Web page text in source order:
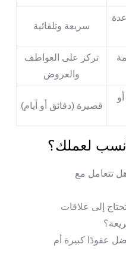
سريعة وتلقائية
تركز على العواطف
والعروض
قصيرة (دقائق أو أيام)
لعملك؟
تتعامل مع
إلى علاقات
عقودًا كبيرة أم